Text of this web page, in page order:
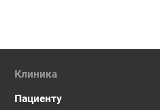
Клиника
Пациенту